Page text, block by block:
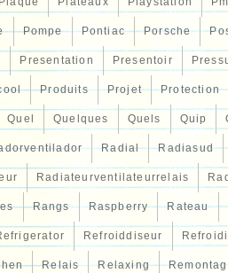
Pompe Pontiac Porsche
Presentation Presentoir
Produits Projet Protection
Quel Quelques Quels Quip
Radial Radiasud
Radiateurventilateurrelais
Rangs Raspberry Rateau
Refroiddiseur Refroidi
Relais Relaxing
pourrait survenir. MERCI